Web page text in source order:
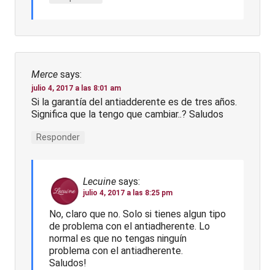
Merce says:
julio 4, 2017 a las 8:01 am
Si la garantía del antiadderente es de tres años.
Significa que la tengo que cambiar..? Saludos
Responder
Lecuine says:
julio 4, 2017 a las 8:25 pm
No, claro que no. Solo si tienes algun tipo
de problema con el antiadherente. Lo
normal es que no tengas ninguín
problema con el antiadherente.
Saludos!